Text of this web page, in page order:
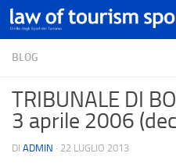
BLOG
TRIBUNALE DI
3 aprile 2006
DI ADMIN · 22 LUGLIO 2013